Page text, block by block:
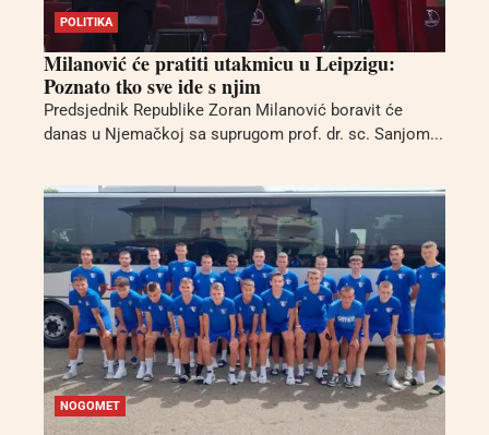
POLITIKA
Milanović će pratiti utakmicu u Leipzigu:
Poznato tko sve ide s njim
Predsjednik Republike Zoran Milanović boravit će
danas u Njemačkoj sa suprugom prof. dr. sc. Sanjom...
NOGOMET